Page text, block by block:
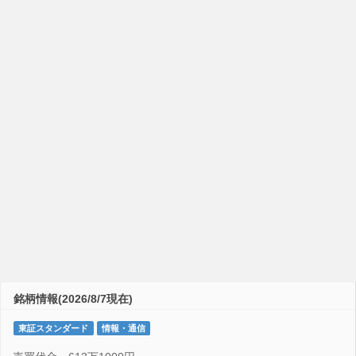
銘柄情報(2026/8/7現在)
東証スタンダード 情報・通信